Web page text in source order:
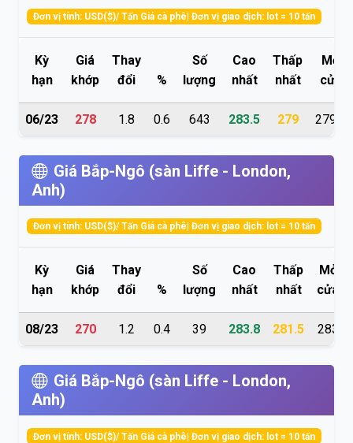
Đơn vị tính: USD($)/ Tấn Giá cà phê| Đơn vị giao dịch: lot = 10 tấn
Kỳ
hạn
Giá
khớp
Thay
đổi
%
Số
lượng
Cao
nhất
Thấp
nhất
Mở
cửa
06/23 278 1.8 0.6 643 283.5 279 279.5
Giá Bắp-Ngô (sàn Liffe - London,
Anh)
Đơn vị tính: USD($)/ Tấn Giá cà phê| Đơn vị giao dịch: lot = 10 tấn
Kỳ
hạn
Giá
khớp
Thay
đổi
%
Số
lượng
Cao
nhất
Thấp
nhất
Mở
cửa
08/23 270 1.2 0.4 39 283.8 281.5 283
Giá Bắp-Ngô (sàn Liffe - London,
Anh)
Đơn vị tính: USD($)/ Tấn Giá cà phê| Đơn vị giao dịch: lot = 10 tấn